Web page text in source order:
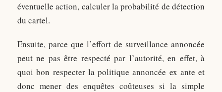
éventuelle action, calculer la probabilité de détection
du cartel.
Ensuite, parce que l’effort de surveillance annoncée
peut ne pas être respecté par l’autorité, en effet, à
quoi bon respecter la politique annoncée ex ante et
donc mener des enquêtes coûteuses si la simple